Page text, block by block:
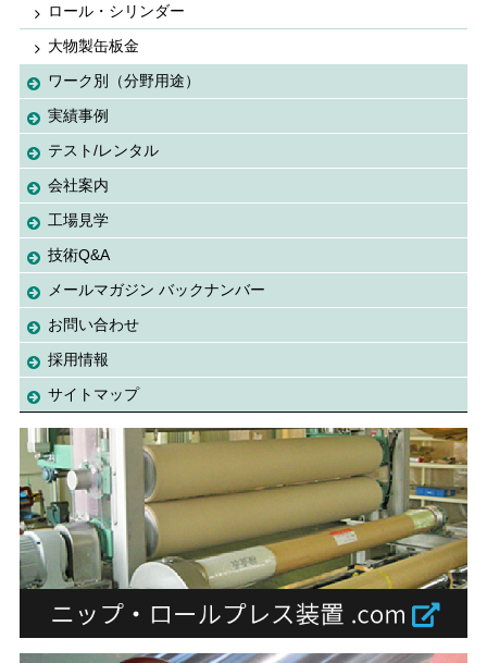
ロール・シリンダー
大物製缶板金
ワーク別（分野用途）
実績事例
テスト/レンタル
会社案内
工場見学
技術Q&A
メールマガジン バックナンバー
お問い合わせ
採用情報
サイトマップ